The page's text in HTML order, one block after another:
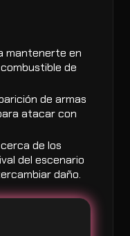
mantenerte en
de
de armas
atacar con
de los
del escenario
daño.